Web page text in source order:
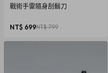
戰術手雷隨身刮鬍刀
NT$ 699NT$ 799